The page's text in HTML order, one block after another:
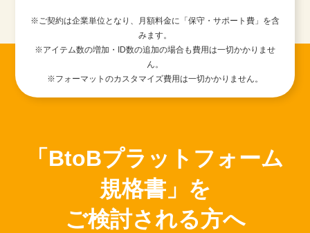
※ご契約は企業単位となり、月額料金に「保守・サポート費」を含
みます。
※アイテム数の増加・ID数の追加の場合も費用は一切かかりませ
ん。
※フォーマットのカスタマイズ費用は一切かかりません。
「BtoBプラットフォーム
規格書」を
ご検討される方へ